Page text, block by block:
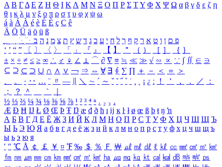
Α Β ΓΔ Ε Ζ Η Θ Ι ΚΛ Μ Ν Ξ Ο Π Ρ Σ ΤΥ Φ Χ Ψ Ω α β γ δ ε ζ η
θ ι κ λ μ ν ξ ο π ρ σ τ υ φ χ ψ ω
á à Á À é è É È ç Ç ê
Ä Ö Ü ä ö ü ß
ִֶֹ ֻּ ׁׂ פ ם ן ו ט א ר ק ף ך ל ח י ע כ ג ד ש ץ ת צ מ נ ה ב
‘ ’ “ ” 〔 〕 〈 〉 「 」 『 』 【 】 ＂ （ ） ［ ］ ｛ ｝
± × ÷ ≠ ≤ ≥ ∞ ∴ ♂ ♀ ∠ ⊥ ⌒ ∂ ∇ ≡ ≒ ≪ ≫ √ ∽ ∝ ∵ ∫ ∬ ∈ ∋
⊆ ⊇ ⊂ ⊃ ∪ ∩ ∧ ∨ ￢ ⇒ ⇔ ∀ ∃ ∮ ∑ ∏ ＋ － ＜ ＝
＞
、
。 · ‥ … ¨ 〃 ― ＼ ∼ ´ ～ ˇ ˘ ˝ ˚ ˙ ¸ ¡ ¿ ː ！ ＇ ， ． ／
：
；
？ ＾ ｀
½ ⅓ ⅔ ¼ ¾ ⅛ ⅜ ⅝ ⅞ ¹ ² ³ ⁴ ⁿ ₁ ₂ ₃ ₄
Æ Ð Ħ Ĳ Ł Ø Œ Þ Ŧ Ŋ æ đ ð ħ ı ĳ ĸ ŀ ł ø œ ß þ ŧ ŋ ŉ
А Б В Г Д Е Ё Ж З И Й К Л М Н О П Р С Т У Ф Х Ц Ч Ш Щ Ъ
Ы Ь Э Ю Я а б в г д е ё ж з и й к л м н о п р с т у ф х ц ч ш щ ъ
ы ь э ю я
′ ″ ℃ Å ￠ ￡ ￥ ¤ ℉ ‰ ＄ ％ Ｆ ￦ ㎕ ㎖ ㎗ ℓ ㎘ ㏄ ㎣ ㎤ ㎥ ㎦
㎙ ㎚ ㎛ ㎜ ㎝ ㎞ ㎟ ㎠ ㎡ ㎢ ㏊ ㎍ ㎎ ㎏ ㏏ ㎈ ㎉ ㏈ ㎧ ㎨ ㎰